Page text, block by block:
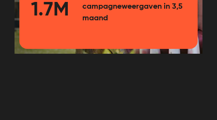
1.7M
campagneweergaven in 3,5
maand